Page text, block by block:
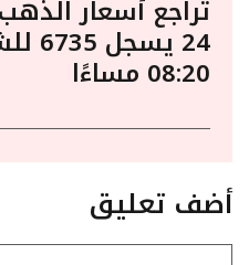
تراجع أسعار
24
08:20 مساءًا
أضف تعليق